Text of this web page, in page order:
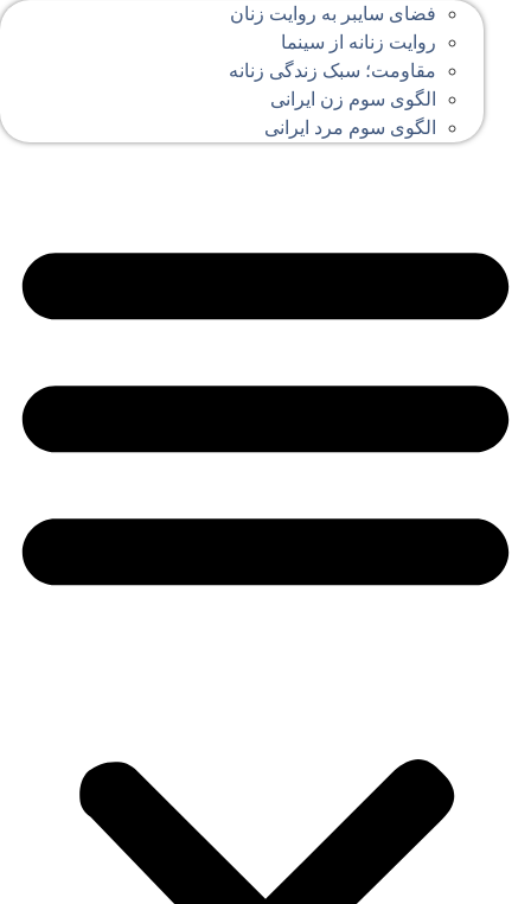
فضای سایبر به روایت زنان
روایت زنانه از سینما
مقاومت؛ سبک زندگی زنانه
الگوی سوم زن ایرانی
الگوی سوم مرد ایرانی